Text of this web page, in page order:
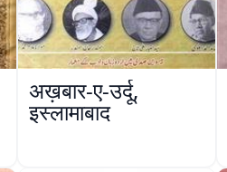
अख़बार-ए-उर्दू,
इस्लामाबाद